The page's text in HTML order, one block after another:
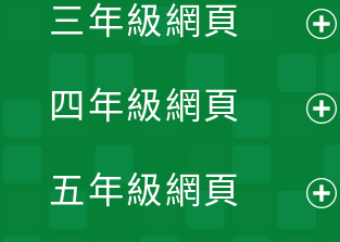
選
單
開
選
單
三年級網頁
開
選
四年級網頁
開
五年級網頁